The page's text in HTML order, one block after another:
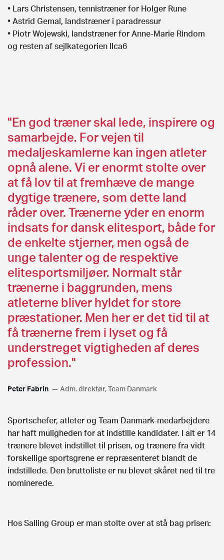
• Lars Christensen, tennistræner for Holger Rune
• Astrid Gemal, landstræner i paradressur
• Piotr Wojewski, landstræner for Anne-Marie Rindom
og resten af sejlkategorien Ilca6
"En god træner skal lede, inspirere og
samarbejde. For vejen til
medaljeskamlerne kan ingen atleter
opnå alene. Vi er enormt stolte over
at få lov til at fremhæve de mange
dygtige trænere, som dette land
råder over. Trænerne yder en enorm
indsats for dansk elitesport, både for
de enkelte stjerner, men også de
unge talenter og de respektive
elitesportsmiljøer. Normalt står
trænerne i baggrunden, mens
atleterne bliver hyldet for store
præstationer. Men her er det tid til at
få trænerne frem i lyset og få
understreget vigtigheden af deres
profession."
Peter Fabrin Adm. direktør, Team Danmark
Sportschefer, atleter og Team Danmark-medarbejdere
har haft muligheden for at indstille kandidater. I alt er 14
trænere blevet indstillet til prisen, og trænere fra vidt
forskellige sportsgrene er repræsenteret blandt de
indstillede. Den bruttoliste er nu blevet skåret ned til tre
nominerede.
Hos Salling Group er man stolte over at stå bag prisen: